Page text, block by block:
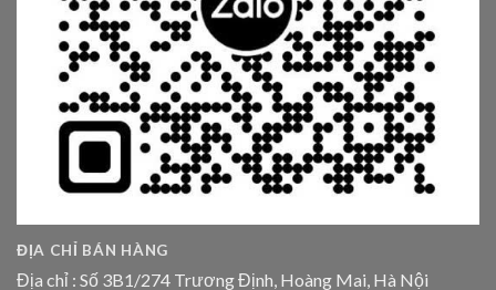
ĐỊA CHỈ BÁN HÀNG
Địa chỉ : Số 3B1/274 Trương Định, Hoàng Mai, Hà Nội